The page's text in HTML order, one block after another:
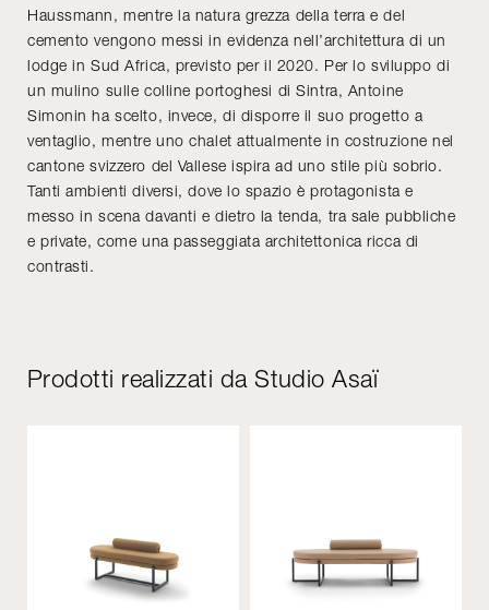
Haussmann, mentre la natura grezza della terra e del
cemento vengono messi in evidenza nell’architettura di un
lodge in Sud Africa, previsto per il 2020. Per lo sviluppo di
un mulino sulle colline portoghesi di Sintra, Antoine
Simonin ha scelto, invece, di disporre il suo progetto a
ventaglio, mentre uno chalet attualmente in costruzione nel
cantone svizzero del Vallese ispira ad uno stile più sobrio.
Tanti ambienti diversi, dove lo spazio è protagonista e
messo in scena davanti e dietro la tenda, tra sale pubbliche
e private, come una passeggiata architettonica ricca di
contrasti.
Prodotti realizzati da Studio Asaï